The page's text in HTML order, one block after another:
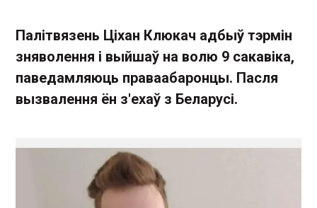
Палітвязень Ціхан Клюкач адбыў тэрмін
зняволення і выйшаў на волю 9 сакавіка,
паведамляюць праваабаронцы. Пасля
вызвалення ён з'ехаў з Беларусі.